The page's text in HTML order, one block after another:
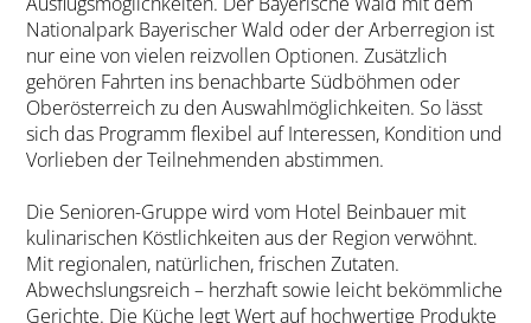
Nationalpark Bayerischer Wald oder der Arberregion ist
nur eine von vielen reizvollen Optionen. Zusätzlich
gehören Fahrten ins benachbarte Südböhmen oder
Oberösterreich zu den Auswahlmöglichkeiten. So lässt
sich das Programm flexibel auf Interessen, Kondition und
Vorlieben der Teilnehmenden abstimmen.
Die Senioren-Gruppe wird vom Hotel Beinbauer mit
kulinarischen Köstlichkeiten aus der Region verwöhnt.
Mit regionalen, natürlichen, frischen Zutaten.
Abwechslungsreich – herzhaft sowie leicht bekömmliche
Gerichte. Die Küche legt Wert auf hochwertige Produkte